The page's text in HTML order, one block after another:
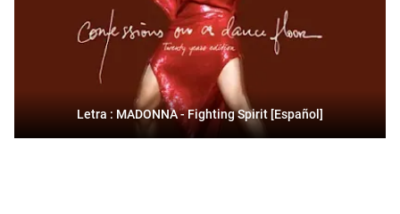
Letra : MADONNA - Fighting Spirit [Español]